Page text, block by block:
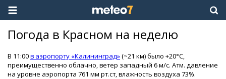
Погода в Красном на неделю
В 11:00в аэропорту «Калининград»(~21 км) было +20°C,
преимущественно облачно, ветер западный 6 м/с. Атм. давление
на уровне аэропорта 761 мм рт.ст, влажность воздуха 73%.